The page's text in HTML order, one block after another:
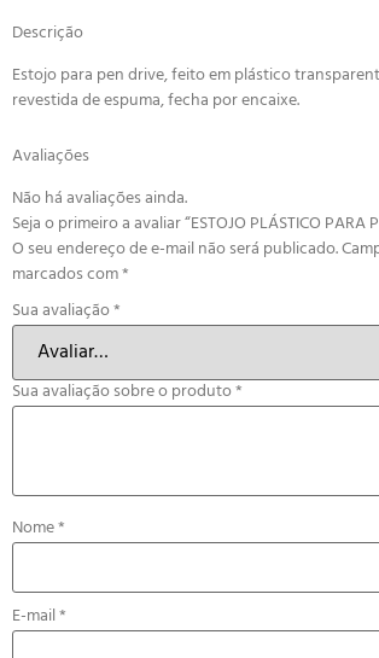
Descrição
Estojo para pen drive, feito em plástico
revestida de espuma, fecha por encaixe.
Avaliações
Não há avaliações ainda.
Seja o primeiro a avaliar “ESTOJO PLÁSTICO PARA
O seu endereço de e-mail não será publicado.
marcados com*
Sua avaliação*
Sua avaliação sobre o produto*
Nome*
E-mail*